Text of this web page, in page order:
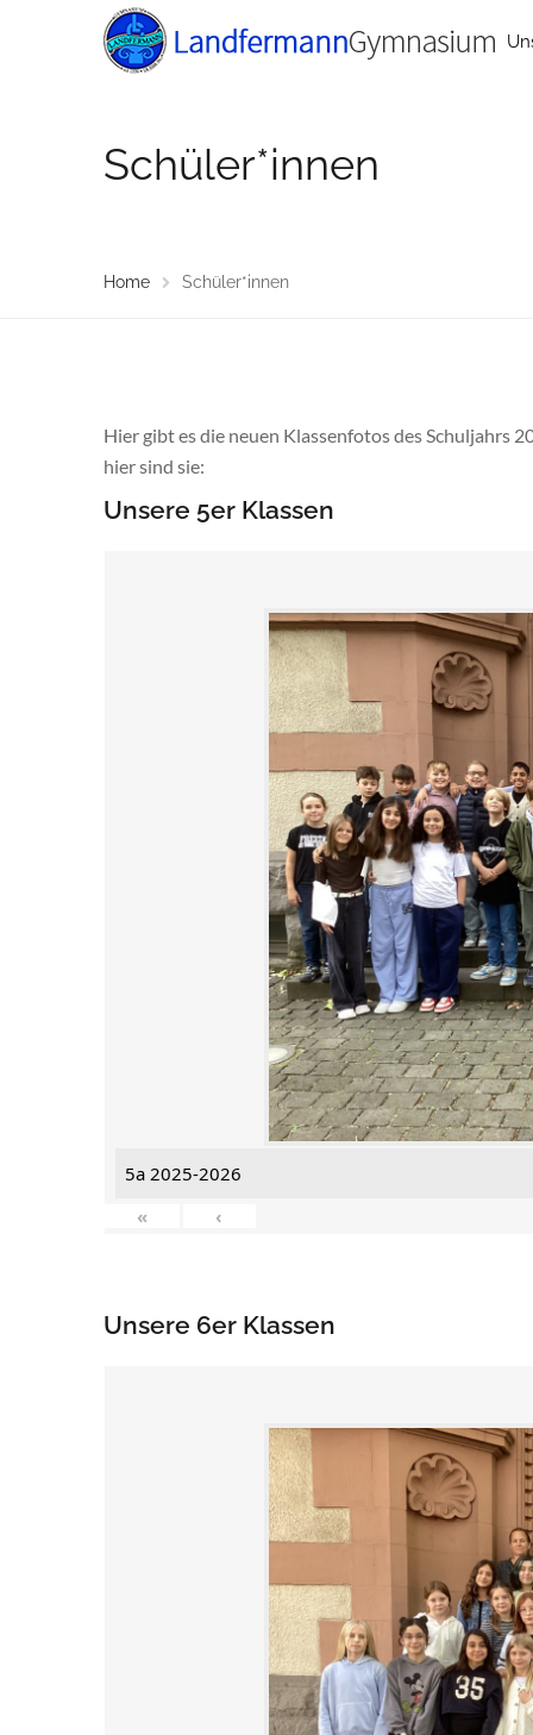
Schüler*innen
Home Schüler*innen
Hier gibt es die neuen Klassenfotos des Schuljahrs
hier sind sie:
Unsere 5er Klassen
5a 2025-2026
«
‹
Unsere 6er Klassen